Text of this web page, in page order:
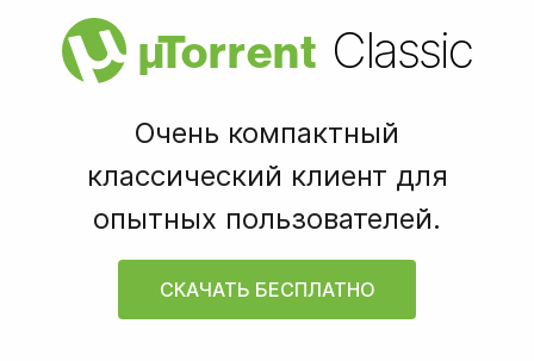
µTorrent Classic
Очень компактный
классический клиент для
опытных пользователей.
СКАЧАТЬ БЕСПЛАТНО